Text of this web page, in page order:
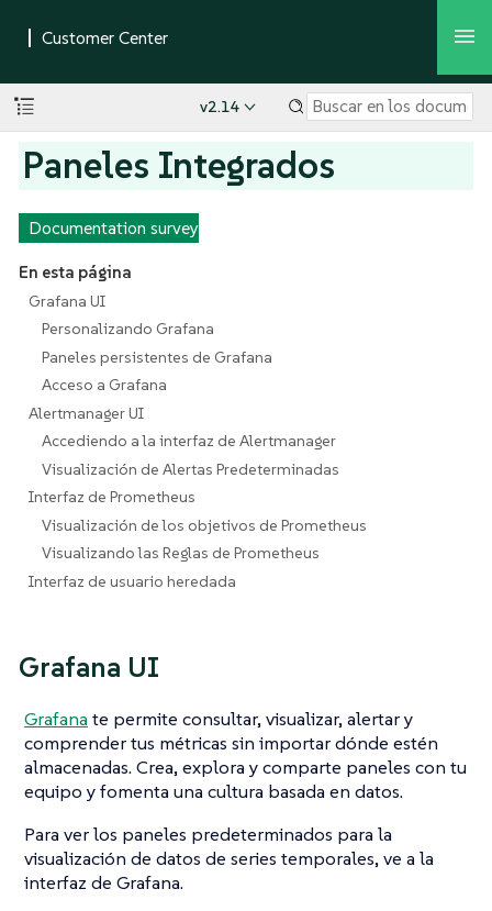
v2.14
Paneles Integrados
Documentation survey
En esta página
Grafana UI
Personalizando Grafana
Paneles persistentes de Grafana
Acceso a Grafana
Alertmanager UI
Accediendo a la interfaz de Alertmanager
Visualización de Alertas Predeterminadas
Interfaz de Prometheus
Visualización de los objetivos de Prometheus
Visualizando las Reglas de Prometheus
Interfaz de usuario heredada
Grafana UI
Grafana te permite consultar, visualizar, alertar y
comprender tus métricas sin importar dónde estén
almacenadas. Crea, explora y comparte paneles con tu
equipo y fomenta una cultura basada en datos.
Para ver los paneles predeterminados para la
visualización de datos de series temporales, ve a la
interfaz de Grafana.